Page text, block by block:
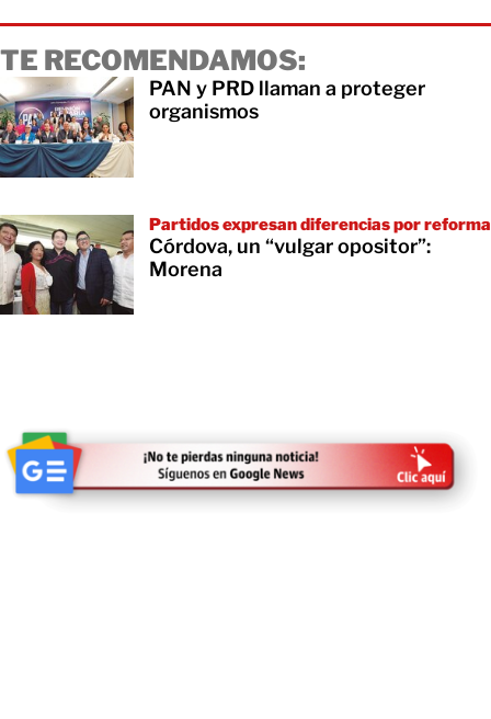
TE RECOMENDAMOS:
PAN y PRD llaman a proteger
organismos
Partidos expresan diferencias por reforma
Córdova, un “vulgar opositor”:
Morena